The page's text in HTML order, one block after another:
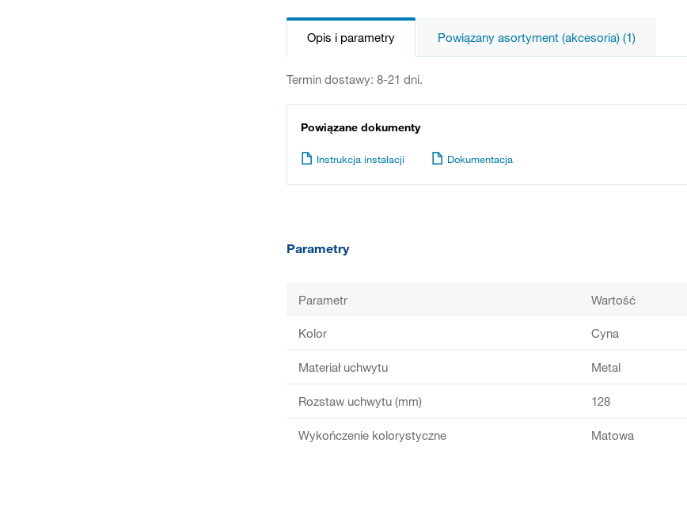
Opis i parametry Powiązany asortyment (akcesoria) (1)
Termin dostawy: 8-21 dni.
Powiązane dokumenty
Instrukcja instalacji Dokumentacja
Parametry
Parametr Wartość
Kolor Cyna
Materiał uchwytu Metal
Rozstaw uchwytu (mm) 128
Wykończenie kolorystyczne Matowa